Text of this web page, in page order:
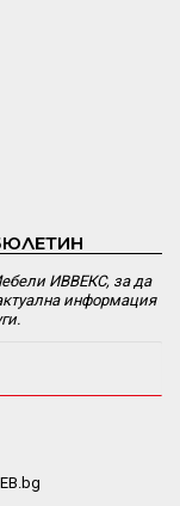
ИВВЕКС, за да
информация